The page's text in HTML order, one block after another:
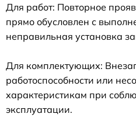
Для работ: Повторное
прямо обусловлен с
неправильная установка
Для комплектующих:
работоспособности или
характеристикам при
эксплуатации.